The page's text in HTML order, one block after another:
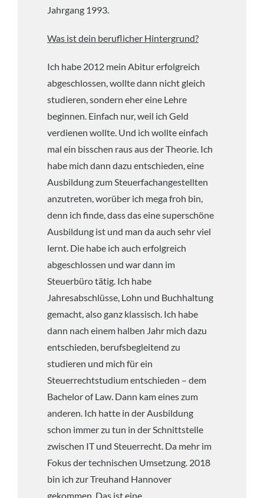
Jahrgang 1993.
Was ist dein beruflicher Hintergrund?
Ich habe 2012 mein Abitur erfolgreich
abgeschlossen, wollte dann nicht gleich
studieren, sondern eher eine Lehre
beginnen. Einfach nur, weil ich Geld
verdienen wollte. Und ich wollte einfach
mal ein bisschen raus aus der Theorie. Ich
habe mich dann dazu entschieden, eine
Ausbildung zum Steuerfachangestellten
anzutreten, worüber ich mega froh bin,
denn ich finde, dass das eine superschöne
Ausbildung ist und man da auch sehr viel
lernt. Die habe ich auch erfolgreich
abgeschlossen und war dann im
Steuerbüro tätig. Ich habe
Jahresabschlüsse, Lohn und Buchhaltung
gemacht, also ganz klassisch. Ich habe
dann nach einem halben Jahr mich dazu
entschieden, berufsbegleitend zu
studieren und mich für ein
Steuerrechtstudium entschieden – dem
Bachelor of Law. Dann kam eines zum
anderen. Ich hatte in der Ausbildung
schon immer zu tun in der Schnittstelle
zwischen IT und Steuerrecht. Da mehr im
Fokus der technischen Umsetzung. 2018
bin ich zur Treuhand Hannover
gekommen. Das ist eine